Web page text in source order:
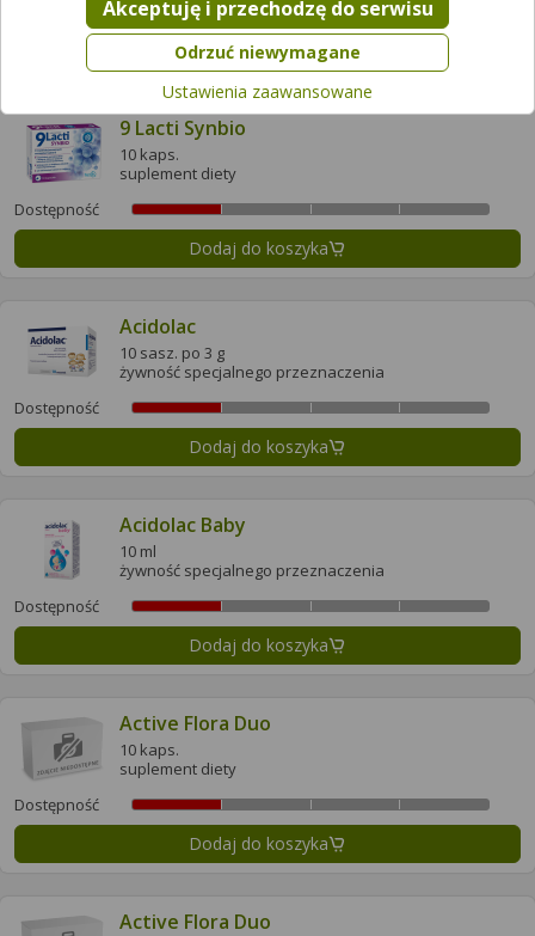
Dodaj do koszyka
9 Lacti Synbio
10 kaps.
suplement diety
Dostępność
Dodaj do koszyka
Acidolac
10 sasz. po 3 g
żywność specjalnego przeznaczenia
Dostępność
Dodaj do koszyka
Acidolac Baby
10 ml
żywność specjalnego przeznaczenia
Dostępność
Dodaj do koszyka
Active Flora Duo
10 kaps.
suplement diety
Dostępność
Dodaj do koszyka
Active Flora Duo
Pamiętaj, że wyrażenie zgody jest dobrowolne, a wyrażoną
zgodę możesz w każdej chwili cofnąć, możesz też wycofać
zgodę na przetwarzanie Twoich danych tylko w niektórych
celach. Jeżeli chcesz dowiedzieć się więcej lub chcesz
przeprowadzić konfigurację szczegółową, to możesz tego
dokonać za pomocą „Ustawień zaawansowanych".
Więcej informacji na temat wykorzystywania narzędzi
zewnętrznych w naszym serwisie znajdziesz wRegulaminie
Serwisu.
Odrzuć niewymagane
Akceptuję i przechodzę do serwisu
Ustawienia zaawansowane